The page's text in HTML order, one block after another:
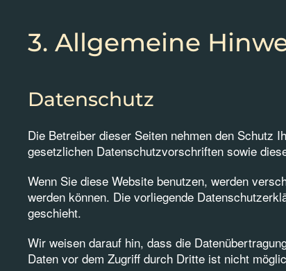
3. Allgemeine
Datenschutz
Die Betreiber dieser Seiten nehmen den Schutz
gesetzlichen Datenschutzvorschriften sowie
Wenn Sie diese Website benutzen, werden
werden können. Die vorliegende
geschieht.
Wir weisen darauf hin, dass die
Daten vor dem Zugriff durch Dritte ist nicht